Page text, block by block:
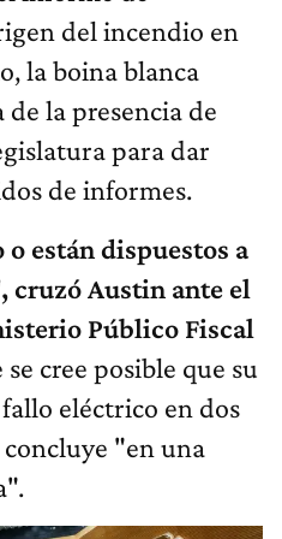
del incendio en
la boina blanca
la presencia de
para dar
de informes.
están dispuestos a
cruzó Austin ante el
Público Fiscal
cree posible que su
eléctrico en dos
"en una